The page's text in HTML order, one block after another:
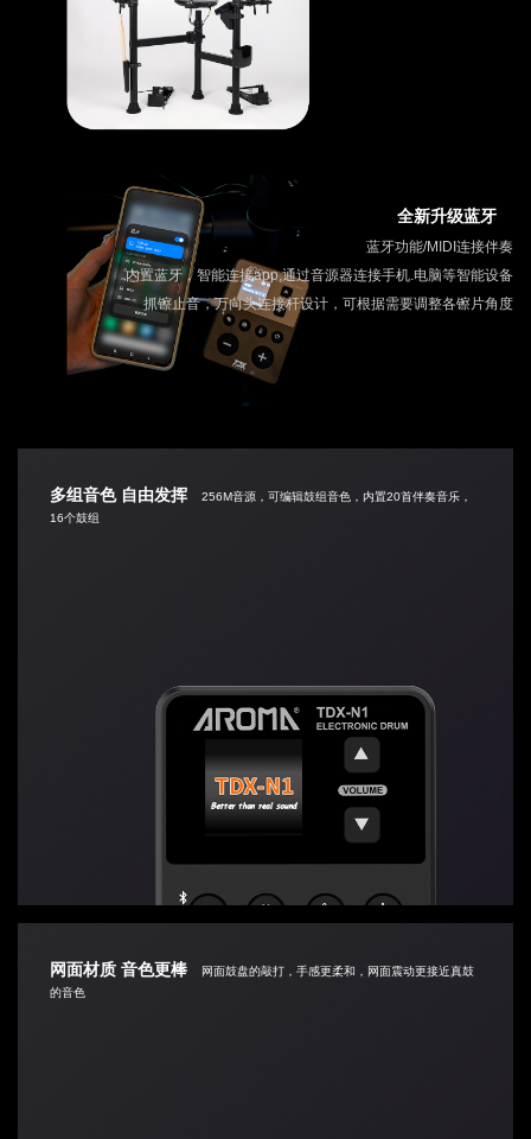
全新升级蓝牙
蓝牙功能/MIDI连接伴奏
内置蓝牙，智能连接app,通过音源器连接手机.电脑等智能设备
抓镲止音，万向头连接杆设计，可根据需要调整各镲片角度
多组音色 自由发挥
256M音源，可编辑鼓组音色，内置20首伴奏音乐，
16个鼓组
网面材质 音色更棒
网面鼓盘的敲打，手感更柔和，网面震动更接近真鼓
的音色